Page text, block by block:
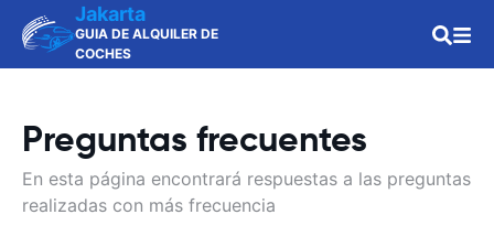
Jakarta
GUIA DE ALQUILER DE
COCHES
Preguntas frecuentes
En esta página encontrará respuestas a las preguntas
realizadas con más frecuencia